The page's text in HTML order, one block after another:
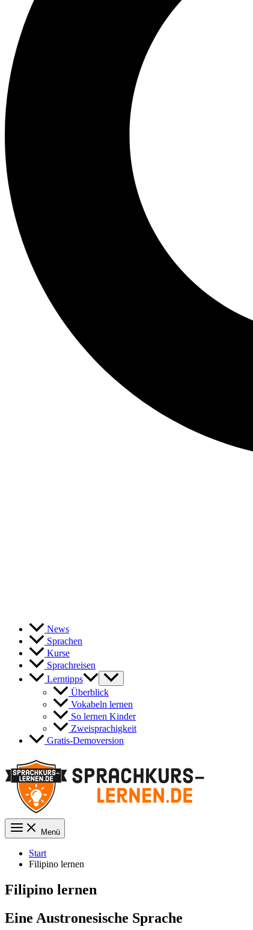
News
Sprachen
Kurse
Sprachreisen
Lerntipps
Überblick
Vokabeln lernen
So lernen Kinder
Zweisprachigkeit
Gratis-Demoversion
Menü
Start
Filipino lernen
Filipino lernen
Eine Austronesische Sprache